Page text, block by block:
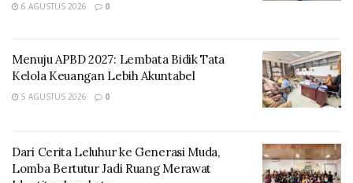
pemateri berasal dari Universitas Airlangga (UNAIR)
Hotel Lewoleba. Rabu (01/11).
6 AGUSTUS 2026 0
Menuju APBD 2027: Lembata Bidik Tata
Kelola Keuangan Lebih Akuntabel
5 AGUSTUS 2026 0
Dari Cerita Leluhur ke Generasi Muda,
Lomba Bertutur Jadi Ruang Merawat